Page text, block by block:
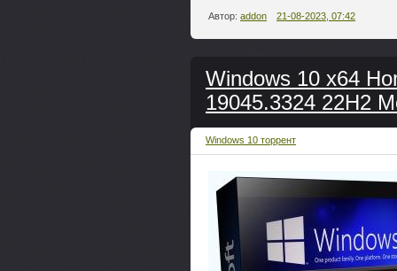
Автор: addon 21-08-2023, 07:42
Windows 10 x64
19045.3324 22H2
Windows 10 торрент